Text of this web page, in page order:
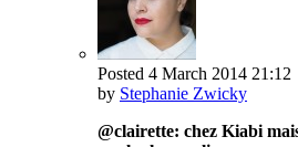
Posted 4 March 2014 21:12
by Stephanie Zwicky
@clairette: chez Kiabi